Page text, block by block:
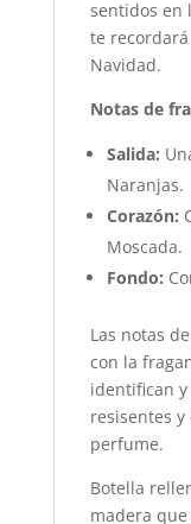
sentidos en
te
Navidad.
Notas de
Salida:
Naranjas.
Corazón:
Moscada.
Fondo:
Las notas
con la
identifican
resisentes
perfume.
Botella
madera